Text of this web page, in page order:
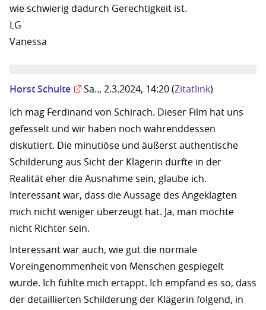
wie schwierig dadurch Gerechtigkeit ist.
LG
Vanessa
Horst Schulte Sa.., 2.3.2024, 14:20 (Zitatlink)
Ich mag Ferdinand von Schirach. Dieser Film hat uns
gefesselt und wir haben noch währenddessen
diskutiert. Die minutiöse und äußerst authentische
Schilderung aus Sicht der Klägerin dürfte in der
Realität eher die Ausnahme sein, glaube ich.
Interessant war, dass die Aussage des Angeklagten
mich nicht weniger überzeugt hat. Ja, man möchte
nicht Richter sein.
Interessant war auch, wie gut die normale
Voreingenommenheit von Menschen gespiegelt
wurde. Ich fühlte mich ertappt. Ich empfand es so, dass
der detaillierten Schilderung der Klägerin folgend, in